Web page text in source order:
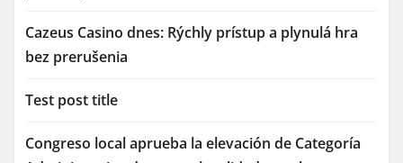
Cazeus Casino dnes: Rýchly prístup a plynulá hra
bez prerušenia
Test post title
Congreso local aprueba la elevación de Categoría